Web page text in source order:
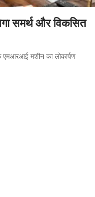
समर्थ और विकसित
एमआरआई मशीन का लोकार्पण